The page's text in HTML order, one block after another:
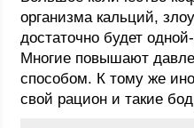
организма кальций,
достаточно будет
Многие повышают
способом. К тому же
свой рацион и такие